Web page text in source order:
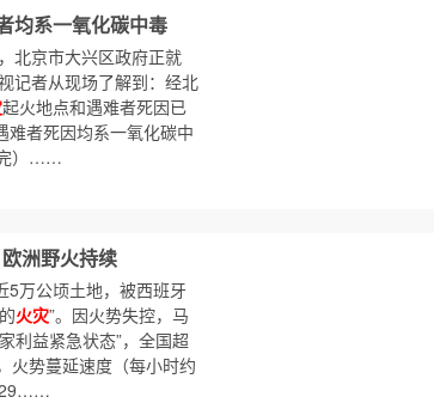
均系一氧化碳中毒
北京市大兴区政府正就
记者从现场了解到：经北
起火地点和遇难者死因已
难者死因均系一氧化碳中
完）……
洲野火持续
5万公顷土地，被西班牙
火灾”。因火势失控，马
利益紧急状态”，全国超
火势蔓延速度（每小时约
29……